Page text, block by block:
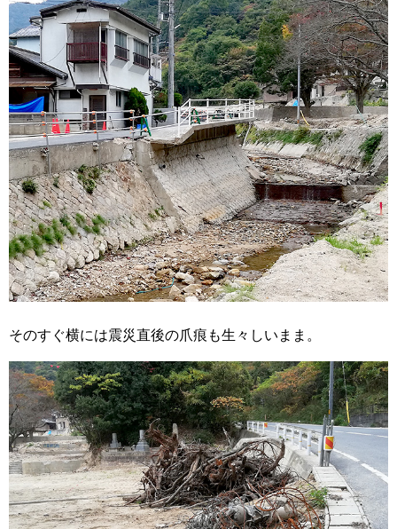
そのすぐ横には震災直後の爪痕も生々しいまま。